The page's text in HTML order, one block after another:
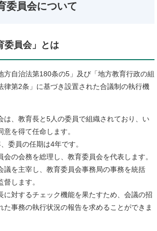
委員会について
委員会」とは
自治法第180条の5」及び「地方教育行政の組
律第2条」に基づき設置された合議制の執行機
、教育長と5人の委員で組織されており、い
を得て任命します。
委員の任期は4年です。
の会務を総理し、教育委員会を代表します。
議を主宰し、教育委員会事務局の事務を統括
します。
対するチェック機能を果たすため、会議の招
た事務の執行状況の報告を求めることができま